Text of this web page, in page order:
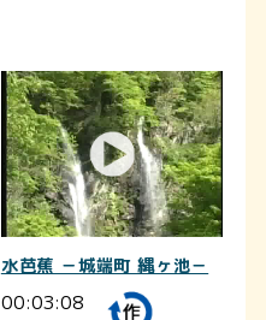
水芭蕉 －城端町 縄ヶ池－
00:03:08